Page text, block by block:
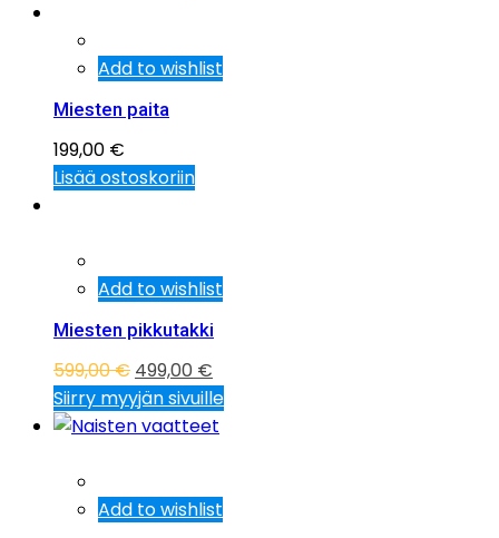
Add to wishlist
Miesten paita
199,00 €
Lisää ostoskoriin
Add to wishlist
Miesten pikkutakki
599,00€ 499,00 €
Siirry myyjän sivuille
Add to wishlist